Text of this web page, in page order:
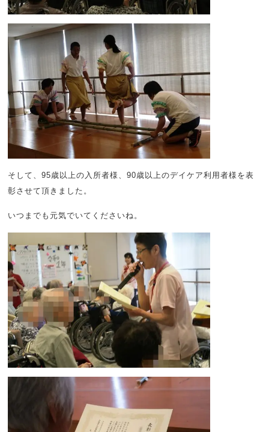
そして、95歳以上の入所者様、90歳以上のデイケア利用者様を表
彰させて頂きました。
いつまでも元気でいてくださいね。